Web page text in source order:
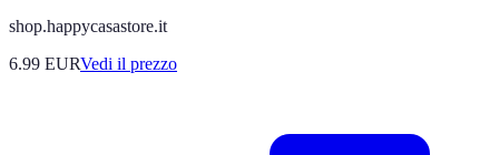
shop.happycasastore.it
6.99 EURVedi il prezzo